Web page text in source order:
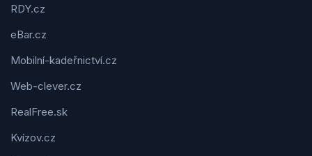
RDY.cz
eBar.cz
Mobilní-kadeřnictví.cz
Web-clever.cz
RealFree.sk
Kvízov.cz